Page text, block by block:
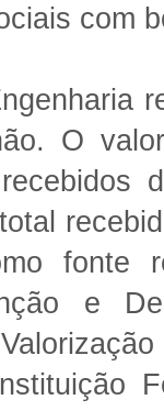
com
O
fonte
e